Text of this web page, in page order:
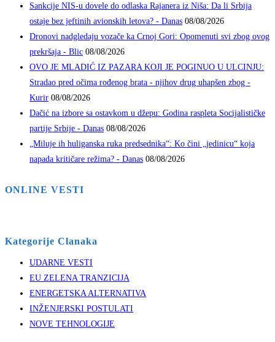
Sankcije NIS-u dovele do odlaska Rajanera iz Niša: Da li Srbija
ostaje bez jeftinih avionskih letova? - Danas 08/08/2026
Dronovi nadgledaju vozače ka Crnoj Gori: Opomenuti svi zbog ovog
prekršaja - Blic 08/08/2026
OVO JE MLADIĆ IZ PAZARA KOJI JE POGINUO U ULCINJU:
Stradao pred očima rođenog brata - njihov drug uhapšen zbog -
Kurir 08/08/2026
Dačić na izbore sa ostavkom u džepu: Godina raspleta Socijalističke
partije Srbije - Danas 08/08/2026
„Miluje ih huliganska ruka predsednika“: Ko čini „jedinicu“ koja
napada kritičare režima? - Danas 08/08/2026
ONLINE VESTI
Kategorije Clanaka
UDARNE VESTI
EU ZELENA TRANZICIJA
ENERGETSKA ALTERNATIVA
INŽENJERSKI POSTULATI
NOVE TEHNOLOGIJE